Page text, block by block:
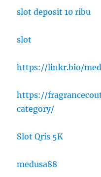
slot deposit 10 ribu
slot
https://linkr.bio/
https://
category/
Slot Qris 5K
medusa88